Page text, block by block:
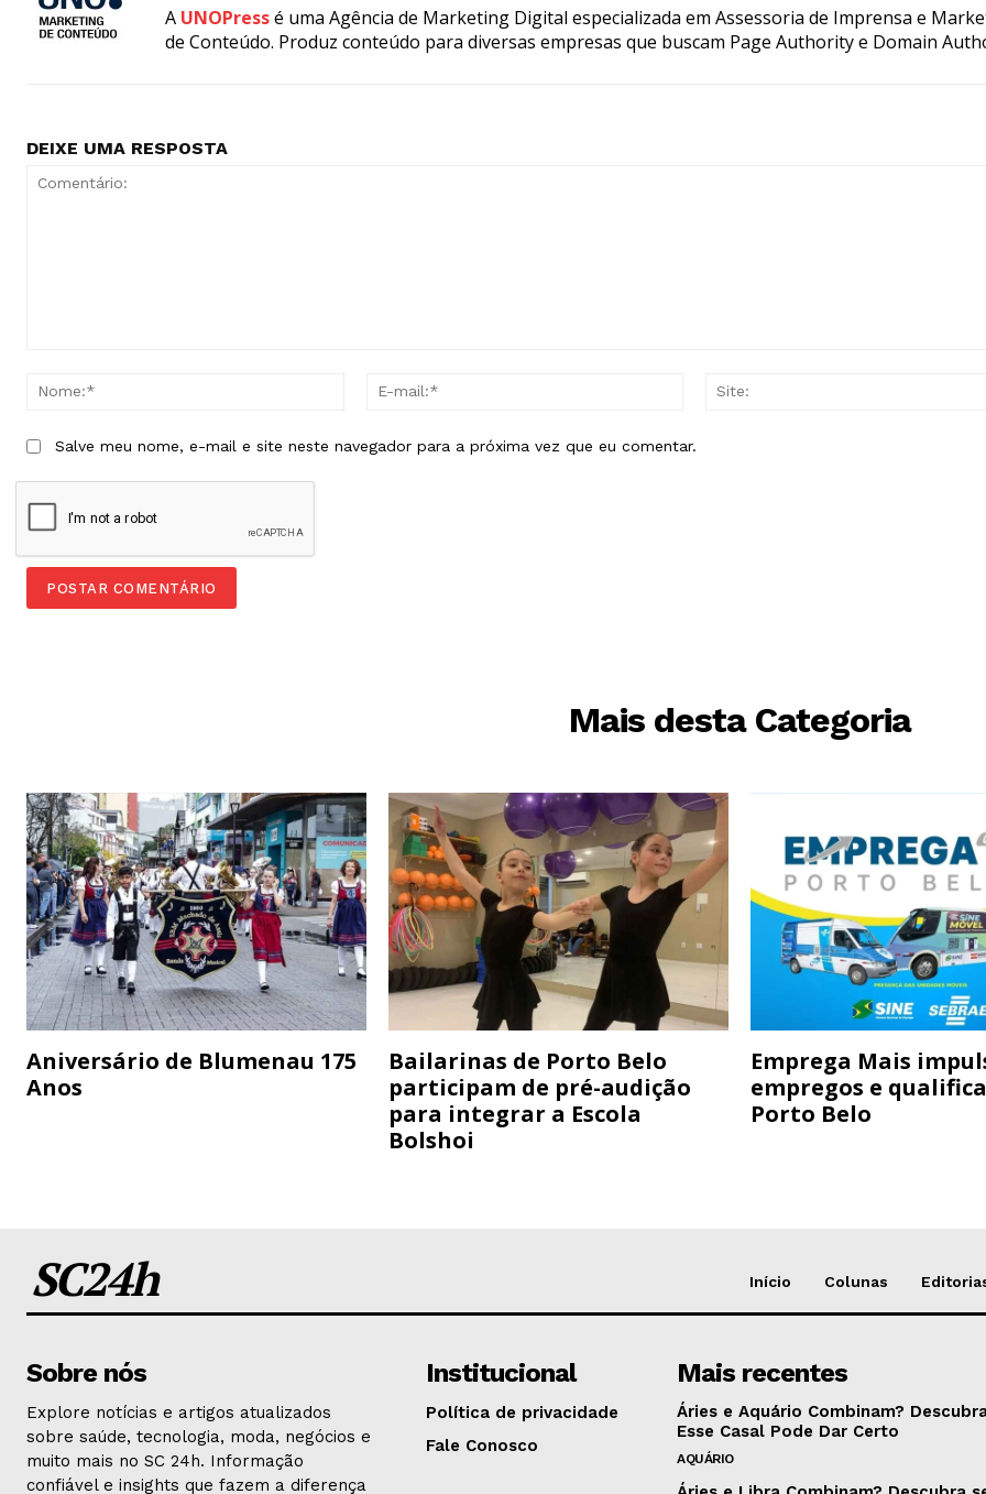
A UNOPressé uma Agência de Marketing Digital especializada em Assessoria de Imprensa e
de Conteúdo. Produz conteúdo para diversas empresas que buscam Page Authority e Domain
DEIXE UMA RESPOSTA
Nome:*
Salve meu nome, e-mail e site neste navegador para a próxima vez que eu comentar.
Mais desta Categoria
Aniversário de Blumenau 175
Anos
Bailarinas de Porto Belo
participam de pré-audição
para integrar a Escola
Bolshoi
Emprega Mais
empregos e
Porto Belo
SC24h Início Colunas
Sobre nós
Explore notícias e artigos atualizados
sobre saúde, tecnologia, moda, negócios e
muito mais no SC 24h. Informação
confiável e insights que fazem a diferença
Institucional
Política de privacidade
Fale Conosco
Mais recentes
Áries e Aquário Combinam?
Esse Casal Pode Dar Certo
AQUÁRIO